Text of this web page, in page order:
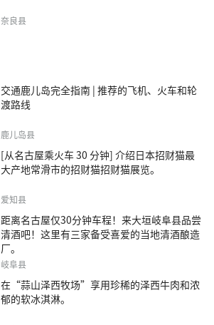
奈良县
交通鹿儿岛完全指南 | 推荐的飞机、火车和轮
渡路线
鹿儿岛县
[从名古屋乘火车 30 分钟] 介绍日本招财猫最
大产地常滑市的招财猫招财猫展览。
爱知县
距离名古屋仅30分钟车程！来大垣岐阜县品尝
清酒吧！这里有三家备受喜爱的当地清酒酿造
厂。
岐阜县
在“蒜山泽西牧场”享用珍稀的泽西牛肉和浓
郁的软冰淇淋。